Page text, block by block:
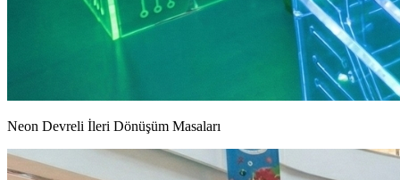
Neon Devreli İleri Dönüşüm Masaları